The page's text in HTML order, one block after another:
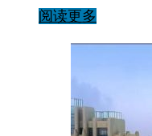
阅读更多